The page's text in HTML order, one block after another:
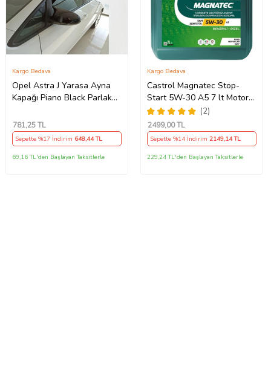
Opel Astra J Yarasa Ayna
Kapağı Piano Black Parlak
Kargo Bedava
781,25 TL
Sepette %17 İndirim 648,44 TL
69,16 TL'den Başlayan Taksitlerle
Castrol Magnatec Stop-
Start 5W-30 A5 7 lt Motor
Yağı Ü.T 2024 (2)
Kargo Bedava
2499,00 TL
Sepette %14 İndirim2149,14 TL
229,24 TL'den Başlayan Taksitlerle